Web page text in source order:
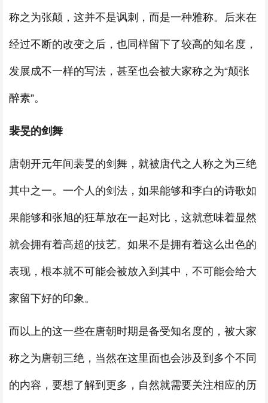
称之为张颠，这并不是讽刺，而是一种雅称。后来在
经过不断的改变之后，也同样留下了较高的知名度，
发展成不一样的写法，甚至也会被大家称之为“颠张
醉素”。
裴旻的剑舞
唐朝开元年间裴旻的剑舞，就被唐代之人称之为三绝
其中之一。一个人的剑法，如果能够和李白的诗歌如
果能够和张旭的狂草放在一起对比，这就意味着显然
就会拥有着高超的技艺。如果不是拥有着这么出色的
表现，根本就不可能会被放入到其中，不可能会给大
家留下好的印象。
而以上的这一些在唐朝时期是备受知名度的，被大家
称之为唐朝三绝，当然在这里面也会涉及到多个不同
的内容，要想了解到更多，自然就需要关注相应的历